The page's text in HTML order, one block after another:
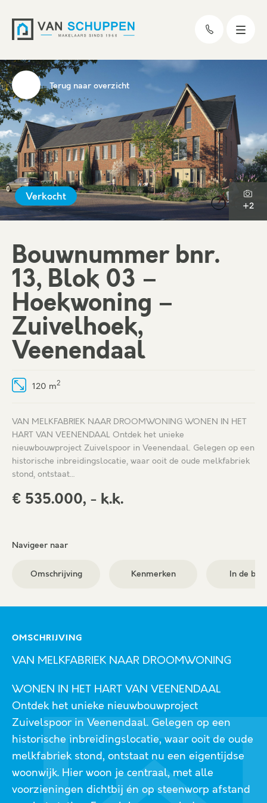
Verkocht
+2
Terug naar overzicht
Bouwnummer bnr.
13, Blok 03 –
Hoekwoning –
Zuivelhoek,
Veenendaal
120 m2
VAN MELKFABRIEK NAAR DROOMWONING WONEN IN HET
HART VAN VEENENDAAL Ontdek het unieke
nieuwbouwproject Zuivelspoor in Veenendaal. Gelegen op een
historische inbreidingslocatie, waar ooit de oude melkfabriek
stond, ontstaat…
€ 535.000, - k.k.
Navigeer naar
Omschrijving Kenmerken In de
OMSCHRIJVING
VAN MELKFABRIEK NAAR DROOMWONING
WONEN IN HET HART VAN VEENENDAAL
Ontdek het unieke nieuwbouwproject
Zuivelspoor in Veenendaal. Gelegen op een
historische inbreidingslocatie, waar ooit de oude
melkfabriek stond, ontstaat nu een eigentijdse
woonwijk. Hier woon je centraal, met alle
voorzieningen dichtbij én op steenworp afstand